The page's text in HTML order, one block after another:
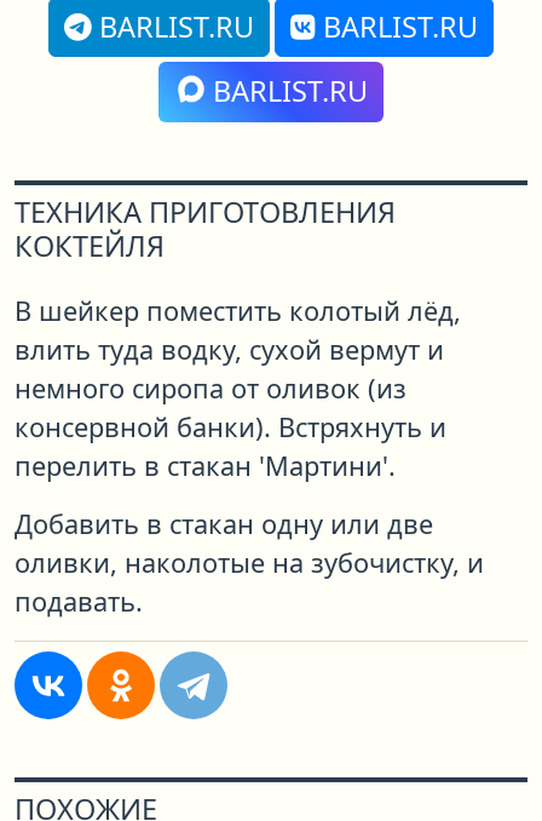
BARLIST.RU
BARLIST.RU
BARLIST.RU
ТЕХНИКА ПРИГОТОВЛЕНИЯ
КОКТЕЙЛЯ
В шейкер поместить колотый лёд,
влить туда водку, сухой вермут и
немного сиропа от оливок (из
консервной банки). Встряхнуть и
перелить в стакан 'Мартини'.
Добавить в стакан одну или две
оливки, наколотые на зубочистку, и
подавать.
ПОХОЖИЕ